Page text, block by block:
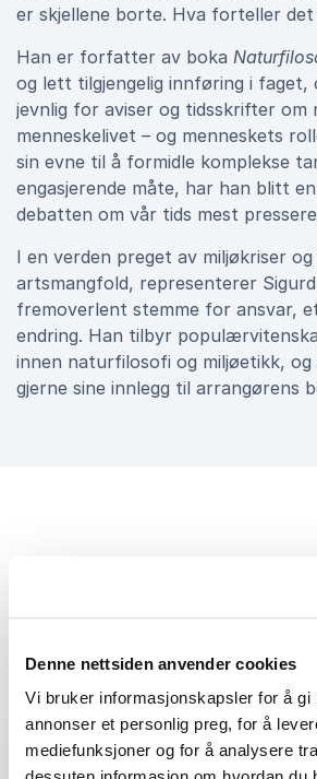
Denne nettsiden anvender cookies
Vi bruker informasjonskapsler for å gi
annonser et personlig preg, for å
mediefunksjoner og for å analysere
er skjellene borte. Hva forteller det
Han er forfatter av boka
og lett tilgjengelig innføring i faget,
jevnlig for aviser og tidsskrifter om
menneskelivet – og menneskets
sin evne til å formidle komplekse
engasjerende måte, har han blitt
debatten om vår tids mest
I en verden preget av miljøkriser
artsmangfold, representerer
fremoverlent stemme for ansvar,
endring. Han tilbyr
innen naturfilosofi og miljøetikk, og
gjerne sine innlegg til arrangørens
Foredrag
HAR NATUREN EN VERDI I SEG
BARE FOR OSS MENNESKER?